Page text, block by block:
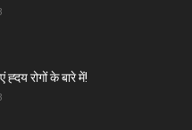
रोगों के बारे में!